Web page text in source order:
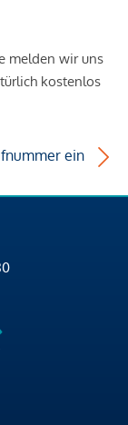
melden wir uns
kostenlos
ein